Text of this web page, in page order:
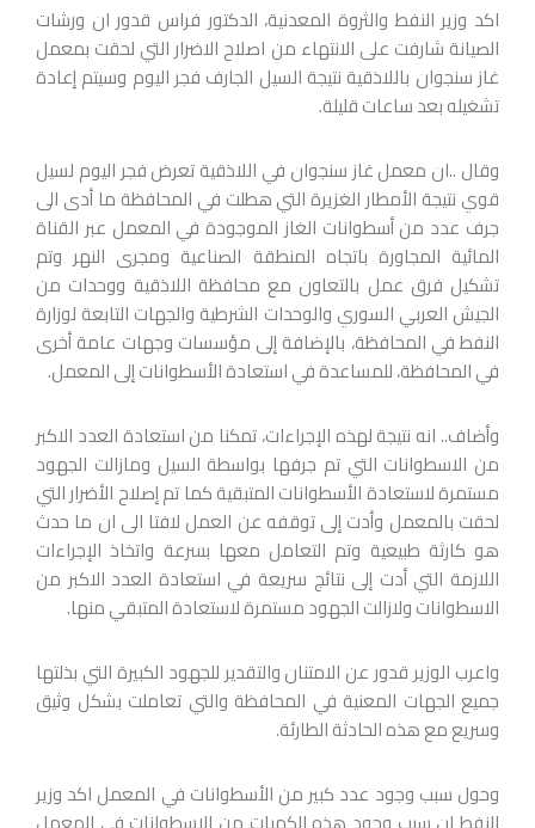
اكد وزير النفط والثروة المعدنية، الدكتور فراس قدور ان ورشات
الصيانة شارفت على الانتهاء من اصلاح الاضرار التي لحقت بمعمل
غاز سنجوان باللاذقية نتيجة السيل الجارف فجر اليوم وسيتم إعادة
تشغيله بعد ساعات قليلة.
وقال ..ان معمل غاز سنجوان في اللاذقية تعرض فجر اليوم لسيل
قوي نتيجة الأمطار الغزيرة التي هطلت في المحافظة ما أدى الى
جرف عدد من أسطوانات الغاز الموجودة في المعمل عبر القناة
المائية المجاورة باتجاه المنطقة الصناعية ومجرى النهر وتم
تشكيل فرق عمل بالتعاون مع محافظة اللاذقية ووحدات من
الجيش العربي السوري والوحدات الشرطية والجهات التابعة لوزارة
النفط في المحافظة، بالإضافة إلى مؤسسات وجهات عامة أخرى
في المحافظة، للمساعدة في استعادة الأسطوانات إلى المعمل.
وأضاف.. انه نتيجة لهذه الإجراءات، تمكنا من استعادة العدد الاكبر
من الاسطوانات التي تم جرفها بواسطة السيل ومازالت الجهود
مستمرة لاستعادة الأسطوانات المتبقية كما تم إصلاح الأضرار التي
لحقت بالمعمل وأدت إلى توقفه عن العمل لافتا الى ان ما حدث
هو كارثة طبيعية وتم التعامل معها بسرعة واتخاذ الإجراءات
اللازمة التي أدت إلى نتائج سريعة في استعادة العدد الاكبر من
الاسطوانات ولازالت الجهود مستمرة لاستعادة المتبقي منها.
واعرب الوزير قدور عن الامتنان والتقدير للجهود الكبيرة التي بذلتها
جميع الجهات المعنية في المحافظة والتي تعاملت بشكل وثيق
وسريع مع هذه الحادثة الطارئة.
وحول سبب وجود عدد كبير من الأسطوانات في المعمل اكد وزير